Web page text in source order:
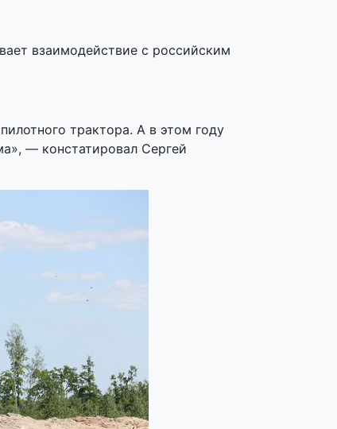
взаимодействие с российским
трактора. А в этом году
— констатировал Сергей